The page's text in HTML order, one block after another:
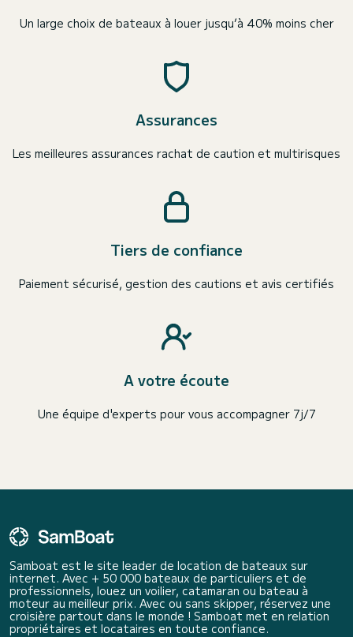
Un large choix de bateaux à louer jusqu’à 40% moins cher
Assurances
Les meilleures assurances rachat de caution et multirisques
Tiers de confiance
Paiement sécurisé, gestion des cautions et avis certifiés
A votre écoute
Une équipe d'experts pour vous accompagner 7j/7
Samboat est le site leader de location de bateaux sur
internet. Avec + 50 000 bateaux de particuliers et de
professionnels, louez un voilier, catamaran ou bateau à
moteur au meilleur prix. Avec ou sans skipper, réservez une
croisière partout dans le monde ! Samboat met en relation
propriétaires et locataires en toute confiance.